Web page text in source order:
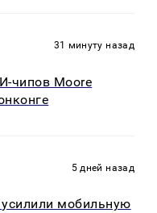
31 минуту назад
чипов Moore
5 дней назад
мобильную